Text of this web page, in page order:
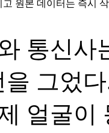
원본 데이터는 즉시
통신
그었
얼굴이